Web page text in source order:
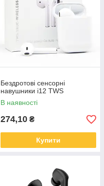
Бездротові сенсорні
навушники i12 TWS
В наявності
274,10 ₴
Купити